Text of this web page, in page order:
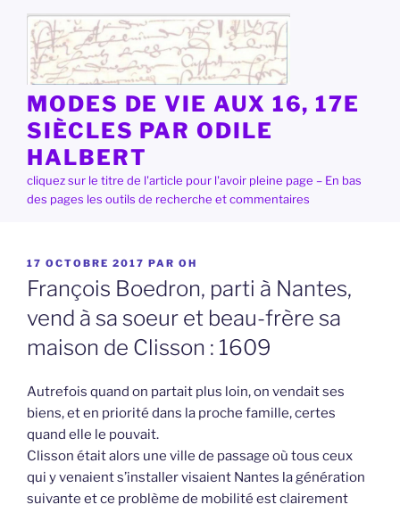
contenu
principal
MODES DE VIE AUX 16, 17E
SIÈCLES PAR ODILE
HALBERT
cliquez sur le titre de l'article pour l'avoir pleine page – En bas
des pages les outils de recherche et commentaires
PUBLIÉ
LE
17 OCTOBRE 2017 PAR OH
François Boedron, parti à Nantes,
vend à sa soeur et beau-frère sa
maison de Clisson : 1609
Autrefois quand on partait plus loin, on vendait ses
biens, et en priorité dans la proche famille, certes
quand elle le pouvait.
Clisson était alors une ville de passage où tous ceux
qui y venaient s’installer visaient Nantes la génération
suivante et ce problème de mobilité est clairement